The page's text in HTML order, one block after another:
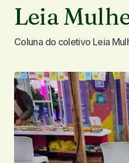
Leia
Coluna do coletivo Leia